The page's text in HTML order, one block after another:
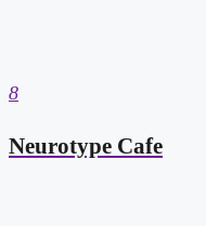
8
Neurotype Cafe